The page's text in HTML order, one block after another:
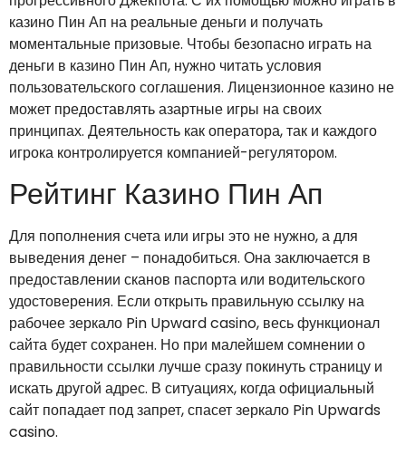
казино Пин Ап на реальные деньги и получать
моментальные призовые. Чтобы безопасно играть на
деньги в казино Пин Ап, нужно читать условия
пользовательского соглашения. Лицензионное казино не
может предоставлять азартные игры на своих
принципах. Деятельность как оператора, так и каждого
игрока контролируется компанией-регулятором.
Рейтинг Казино Пин Ап
Для пополнения счета или игры это не нужно, а для
выведения денег – понадобиться. Она заключается в
предоставлении сканов паспорта или водительского
удостоверения. Если открыть правильную ссылку на
рабочее зеркало Pin Upward casino, весь функционал
сайта будет сохранен. Но при малейшем сомнении о
правильности ссылки лучше сразу покинуть страницу и
искать другой адрес. В ситуациях, когда официальный
сайт попадает под запрет, спасет зеркало Pin Upwards
casino.